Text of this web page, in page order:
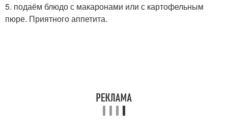
5. подаём блюдо с макаронами или с картофельным
пюре. Приятного аппетита.